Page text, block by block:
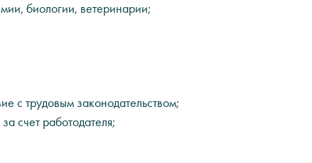
биологии, ветеринарии;
с трудовым законодательством;
счет работодателя;